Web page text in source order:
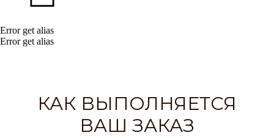
Error get alias
Error get alias
КАК ВЫПОЛНЯЕТСЯ
ВАШ ЗАКАЗ